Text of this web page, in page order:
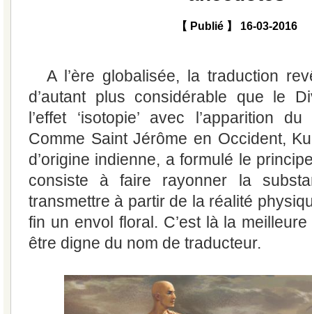
【 Publié 】 16-03-2016
A l’ère globalisée, la traduction
d’autant plus considérable que le
l’effet ‘isotopie’ avec l’apparition
Comme Saint Jérôme en Occident,
d’origine indienne, a formulé le
consiste à faire rayonner la
transmettre à partir de la réalité
fin un envol floral. C’est là la
être digne du nom de traducteur.